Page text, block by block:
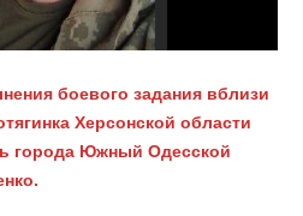
боевого задания вблизи
Херсонской области
города Южный Одесской